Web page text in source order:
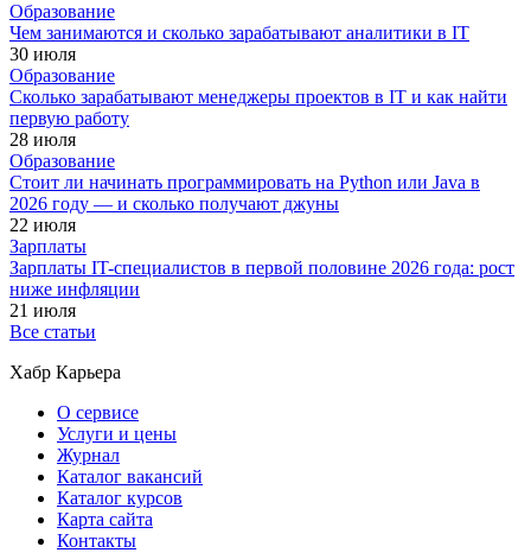
Образование
Чем занимаются и сколько зарабатывают аналитики в IT
30 июля
Образование
Сколько зарабатывают менеджеры проектов в IT и как найти
первую работу
28 июля
Образование
Стоит ли начинать программировать на Python или Java в
2026 году — и сколько получают джуны
22 июля
Зарплаты
Зарплаты IT-специалистов в первой половине 2026 года: рост
ниже инфляции
21 июля
Все статьи
Хабр Карьера
О сервисе
Услуги и цены
Журнал
Каталог вакансий
Каталог курсов
Карта сайта
Контакты